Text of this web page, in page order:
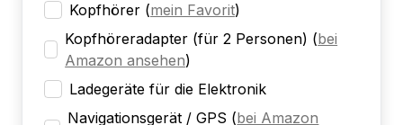
Kopfhörer (mein Favorit)
Kopfhöreradapter (für 2 Personen) (bei
Amazon ansehen)
Ladegeräte für die Elektronik
Navigationsgerät / GPS (bei Amazon